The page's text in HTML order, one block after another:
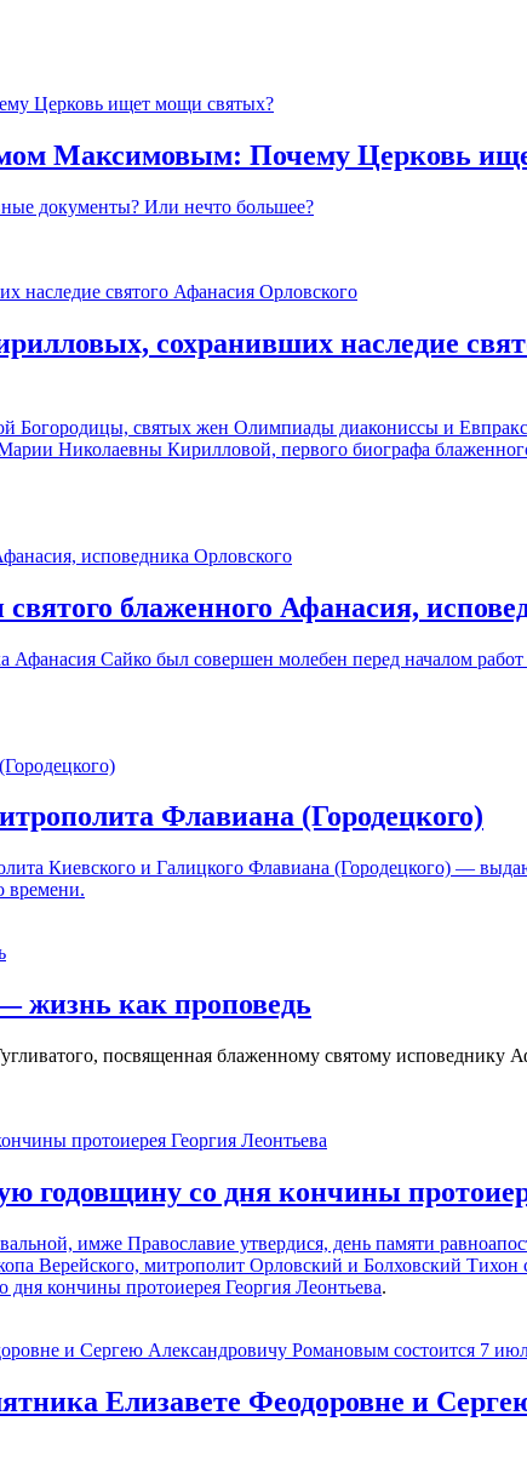
Максимовым: Почему Церковь
документы? Или нечто большее?
сохранивших наследие
Богородицы, святых жен Олимпиады диакониссы и
Николаевны Кирилловой, первого биографа
блаженного Афанасия,
Афанасия Сайко был совершен молебен перед началом
Флавиана (Городецкого)
Киевского и Галицкого Флавиана (Городецкого) —
времени.
жизнь как проповедь
посвященная блаженному святому исповеднику
годовщину со дня кончины
имже Православие утвердися, день памяти
Верейского, митрополит Орловский и Болховский
дня кончины протоиерея Георгия Леонтьева.
Елизавете Феодоровне и